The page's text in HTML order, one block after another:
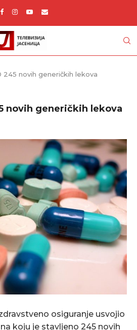
245 novih generičkih lekova
novih generičkih lekova
osiguranje usvojio
koju je stavljeno 245 novih